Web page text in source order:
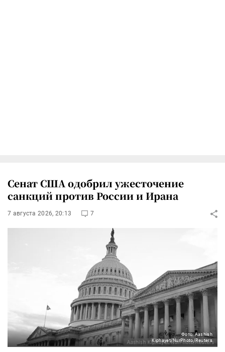
Сенат США одобрил ужесточение
санкций против России и Ирана
7 августа 2026, 20:13 7
Фото: Aashish
Kiphayet/NurPhoto/Reuters